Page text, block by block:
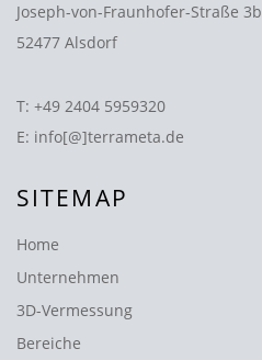
Joseph-von-Fraunhofer-Straße 3b
52477 Alsdorf
T: +49 2404 5959320
E: info[@]terrameta.de
SITEMAP
Home
Unternehmen
3D-Vermessung
Bereiche